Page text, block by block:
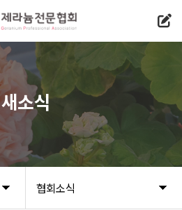
협회소식
새소식